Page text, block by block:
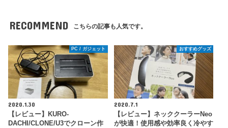
RECOMMEND こちらの記事も人気です。
PC / ガジェット
2020.1.30
【レビュー】KURO-
DACHI/CLONE/U3でクローン作
おすすめグッズ
2020.7.1
【レビュー】ネッククーラーNeo
が快適！使用感や効率良く冷やす